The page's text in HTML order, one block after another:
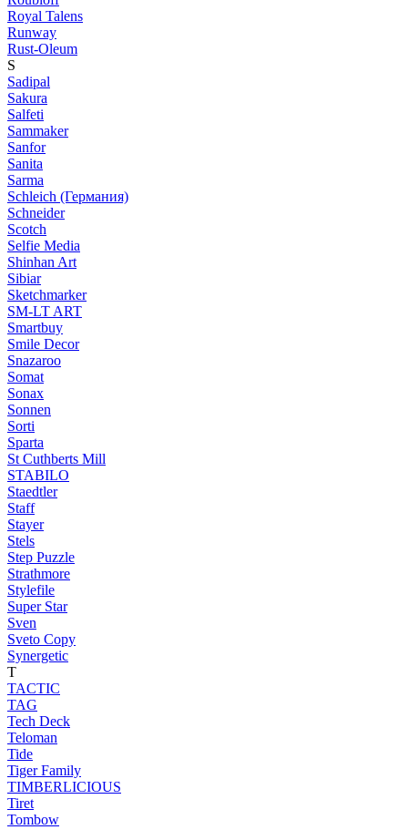
Royal Talens
Runway
Rust-Oleum
S
Sadipal
Sakura
Salfeti
Sammaker
Sanfor
Sanita
Sarma
Schleich (Германия)
Schneider
Scotch
Selfie Media
Shinhan Art
Sibiar
Sketchmarker
SM-LT ART
Smartbuy
Smile Decor
Snazaroo
Somat
Sonax
Sonnen
Sorti
Sparta
St Cuthberts Mill
STABILO
Staedtler
Staff
Stayer
Stels
Step Puzzle
Strathmore
Stylefile
Super Star
Sven
Sveto Copy
Synergetic
T
TACTIC
TAG
Tech Deck
Teloman
Tide
Tiger Family
TIMBERLICIOUS
Tiret
Tombow